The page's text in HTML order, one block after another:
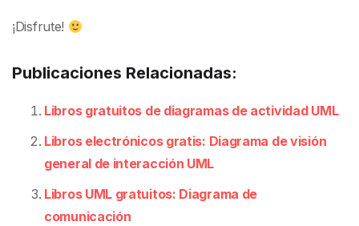
¡Disfrute!
Publicaciones Relacionadas:
Libros gratuitos de diagramas de actividad UML
Libros electrónicos gratis: Diagrama de visión
general de interacción UML
Libros UML gratuitos: Diagrama de
comunicación